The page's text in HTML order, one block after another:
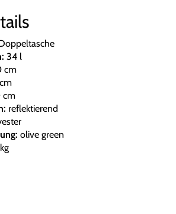
34 l
cm
cm
reflektierend
olive green